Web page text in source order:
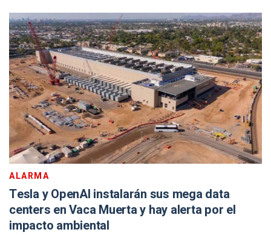
ALARMA
Tesla y OpenAI instalarán sus mega data
centers en Vaca Muerta y hay alerta por el
impacto ambiental